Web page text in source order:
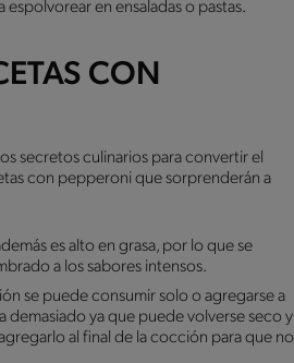
en ensaladas o pastas.
CON
secretos culinarios para convertir el
con pepperoni que sorprenderán a
es alto en grasa, por lo que se
a los sabores intensos.
se puede consumir solo o agregarse a
demasiado ya que puede volverse seco y
al final de la cocción para que no